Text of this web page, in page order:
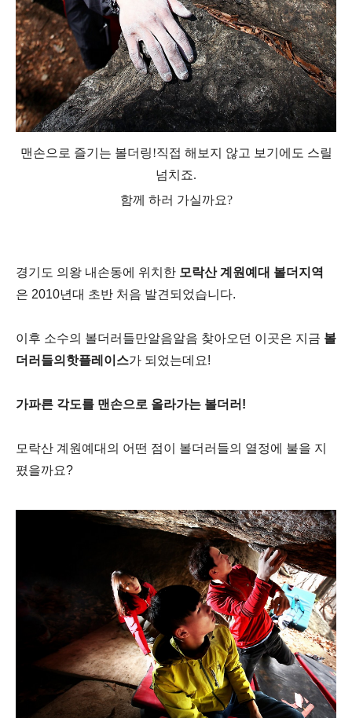
맨손으로 즐기는 볼더링!직접 해보지 않고 보기에도 스릴
넘치죠.
함께 하러 가실까요?
경기도 의왕 내손동에 위치한 모락산 계원예대 볼더지역
은 2010년대 초반 처음 발견되었습니다.
이후 소수의 볼더러들만알음알음 찾아오던 이곳은 지금 볼
더러들의핫플레이스가 되었는데요!
가파른 각도를 맨손으로 올라가는 볼더러 !
모락산 계원예대의 어떤 점이 볼더러들의 열정에 불을 지
폈을까요?